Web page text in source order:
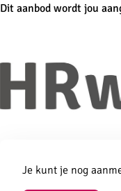
Dit aanbod wordt jou
Aanmelden
Je kunt je nog